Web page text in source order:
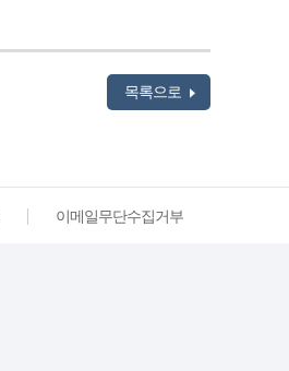
목록으로
이메일무단수집거부